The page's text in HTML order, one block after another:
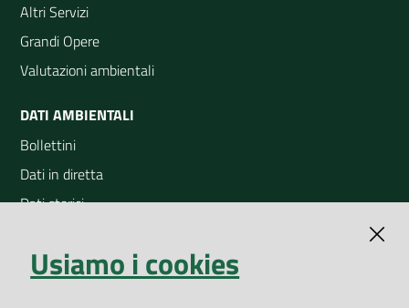
Altri Servizi
Grandi Opere
Valutazioni ambientali
DATI AMBIENTALI
Bollettini
Dati in diretta
Dati storici
Open Data
Usiamo i cookies